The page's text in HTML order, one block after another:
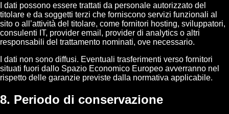
I dati possono essere trattati da personale autorizzato del
titolare e da soggetti terzi che forniscono servizi funzionali al
sito o all’attività del titolare, come fornitori hosting, sviluppatori,
consulenti IT, provider email, provider di analytics o altri
responsabili del trattamento nominati, ove necessario.
I dati non sono diffusi. Eventuali trasferimenti verso fornitori
situati fuori dallo Spazio Economico Europeo avverranno nel
rispetto delle garanzie previste dalla normativa applicabile.
8. Periodo di conservazione